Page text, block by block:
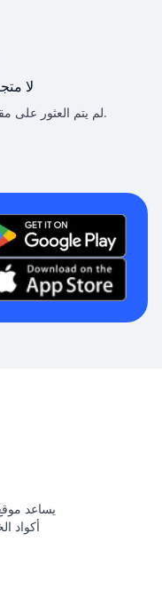
لا
لم يتم العثور على مقالات مطابقة للبحث الذي تم تحديده.
يساعد
أكواد